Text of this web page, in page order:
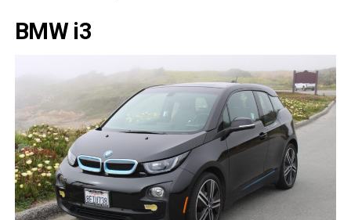
BMW i3